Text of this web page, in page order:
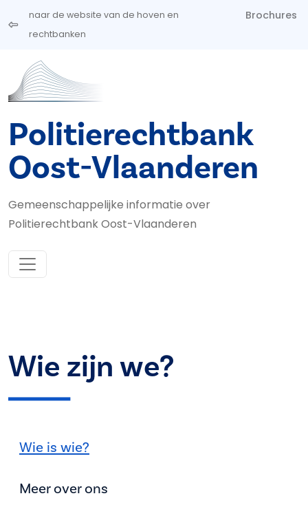
Overslaan en naar de inhoud gaan
naar de website van de hoven en
rechtbanken
Brochures
Politierechtbank
Oost-Vlaanderen
Gemeenschappelijke informatie over
Politierechtbank Oost-Vlaanderen
Wie zijn we?
Wie is wie?
Meer over ons